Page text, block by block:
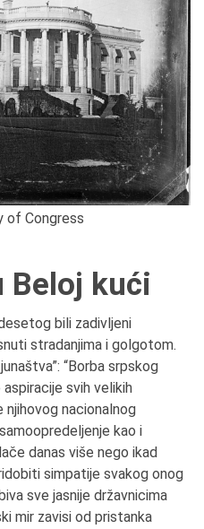
of Congress
Beloj kući
bili zadivljeni
stradanjima i golgotom.
“Borba srpskog
svih velikih
njihovog nacionalnog
kao i
danas više nego ikad
simpatije svakog onog
sve jasnije državnicima
mir zavisi od pristanka